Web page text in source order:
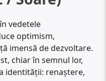
vedetele
optimism,
imensă de dezvoltare.
chiar în semnul lor,
identității: renaștere,